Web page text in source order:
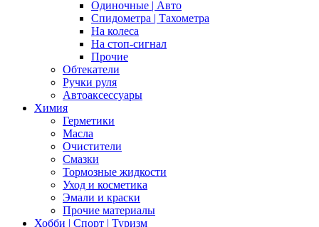
Одиночные | Авто
Спидометра | Тахометра
На колеса
На стоп-сигнал
Прочие
Обтекатели
Ручки руля
Автоаксессуары
Химия
Герметики
Масла
Очистители
Смазки
Тормозные жидкости
Уход и косметика
Эмали и краски
Прочие материалы
Хобби | Cпорт | Туризм